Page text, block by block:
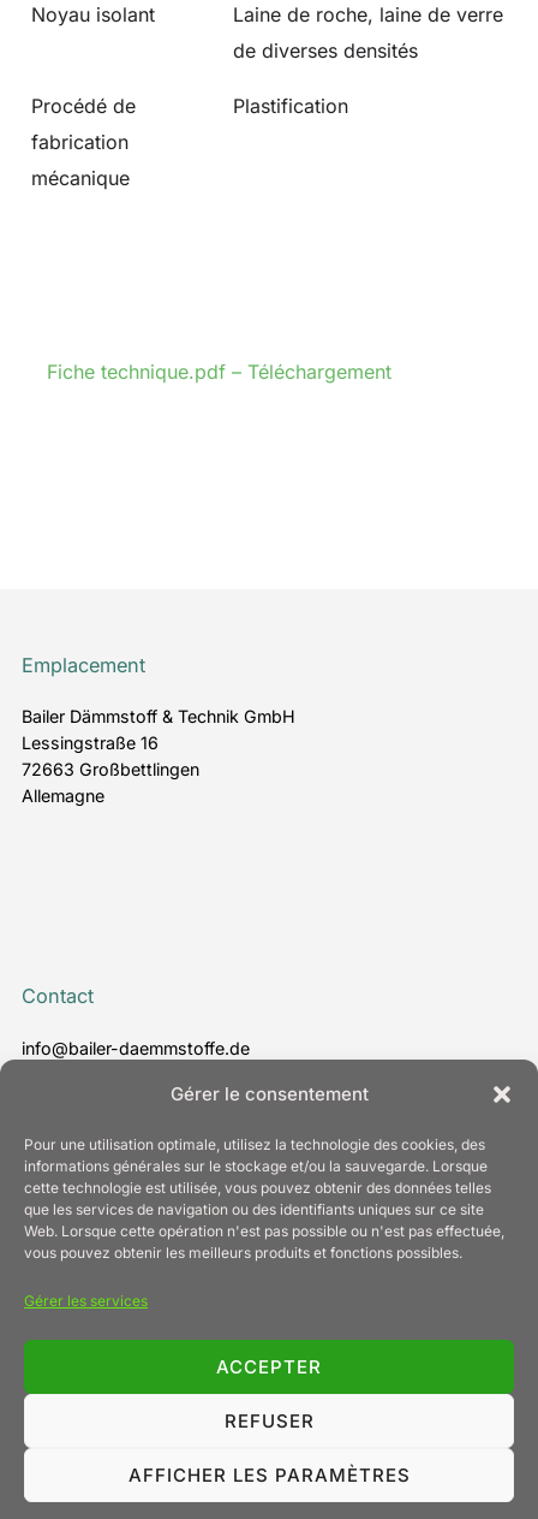
Gérer le consentement
Pour une utilisation optimale, utilisez la technologie des cookies, des
informations générales sur le stockage et/ou la sauvegarde. Lorsque
cette technologie est utilisée, vous pouvez obtenir des données telles
que les services de navigation ou des identifiants uniques sur ce site
Web. Lorsque cette opération n'est pas possible ou n'est pas effectuée,
vous pouvez obtenir les meilleurs produits et fonctions possibles.
Gérer les services
ACCEPTER
REFUSER
AFFICHER LES PARAMÈTRES
Noyau isolant
Laine de roche, laine de verre
de diverses densités
Procédé de
fabrication
mécanique
Plastification
Fiche technique.pdf – Téléchargement
Emplacement
Bailer Dämmstoff & Technik GmbH
Lessingstraße 16
72663 Großbettlingen
Allemagne
Contact
info@bailer-daemmstoffe.de
T. +49 7022 24 30 - 0
Information
Protection des données
Conditions générales de vente
Contact